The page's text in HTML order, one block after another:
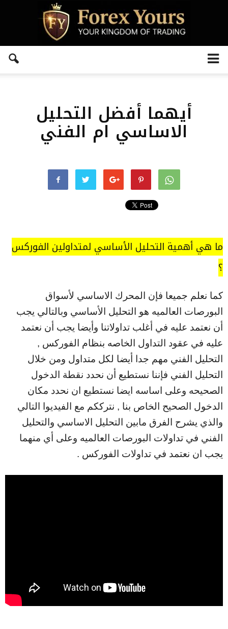
أيهما أفضل التحليل
الاساسي ام الفني
ما هي أهمية التحليل الأساسي لمتداولين الفوركس
؟
كما نعلم جميعا فإن المحرك الاساسي لأسواق
البورصات العالميه هو التحليل الأساسي وبالتالي يجب
أن نعتمد عليه في أغلب تداولاتنا وأيضا يجب أن نعتمد
عليه في عقود التداول الخاصه بنظام الفوركس ,
التحليل الفني مهم جدا أيضا لكل متداول ومن خلال
التحليل الفني فإننا نستطيع أن نحدد نقطة الدخول
الصحيحه وعلى اساسه ايضا نستطيع ان نحدد مكان
الدخول الصحيح الخاص بنا , نترككم مع الفيديوا التالي
والذي يشرح الفرق مابين التحليل الاساسي والتحليل
الفني في تداولات البورصات العالميه وعلى أي منهما
يجب ان نعتمد في تداولات الفوركس .